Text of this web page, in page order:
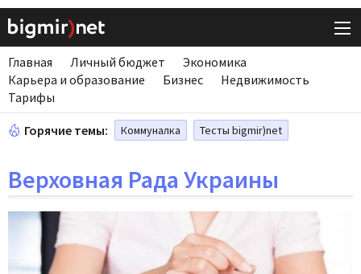
Главная Личный бюджет
Экономика
Карьера и образование
Бизнес
Недвижимость
Тарифы
Горячие темы: Коммуналка Тесты bigmir)net
Верховная Рада Украины